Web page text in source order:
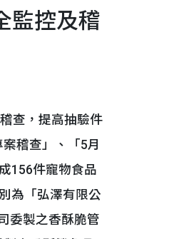
監控及稽
查，提高抽驗件
稽查」、「5月
156件寵物食品
為「弘澤有限公
委製之香酥脆管